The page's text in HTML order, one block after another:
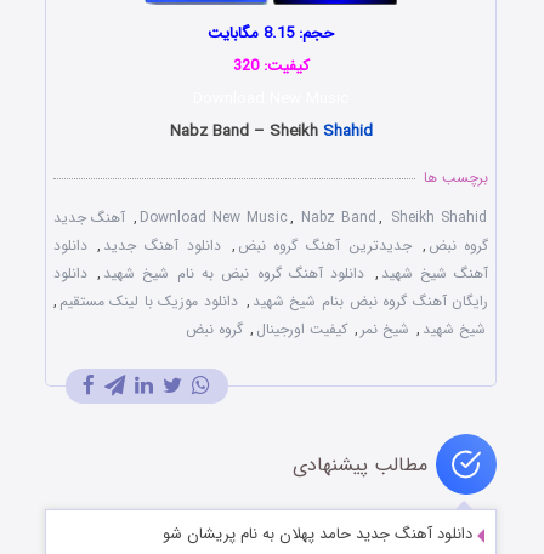
حجم: 8.15 مگابایت
کیفیت: 320
Nabz Band – Sheikh Shahid
برچسب ها
Download New Music, Nabz Band, Sheikh Shahid
, آهنگ جدید
گروه نبض , جدیدترین آهنگ گروه نبض , دانلود آهنگ جدید , دانلود
آهنگ شیخ شهید , دانلود آهنگ گروه نبض به نام شیخ شهید , دانلود
رایگان آهنگ گروه نبض بنام شیخ شهید , دانلود موزیک با لینک مستقیم ,
شیخ شهید , شیخ نمر , کیفیت اورجینال , گروه نبض
مطالب پیشنهادی
دانلود آهنگ جدید حامد پهلان به نام پریشان شو